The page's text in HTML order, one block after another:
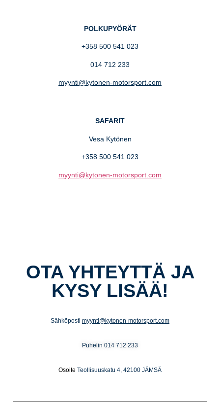
POLKUPYÖRÄT
+358 500 541 023
014 712 233
myynti@kytonen-motorsport.com
SAFARIT
Vesa Kytönen
+358 500 541 023
myynti@kytonen-motorsport.com
OTA YHTEYTTÄ JA
KYSY LISÄÄ!
Sähköposti myynti@kytonen-motorsport.com
Puhelin 014 712 233
Osoite Teollisuuskatu 4, 42100 JÄMSÄ